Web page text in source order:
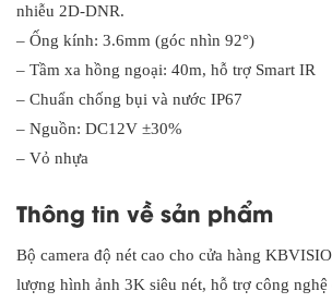
nhiễu 2D-DNR.
– Ống kính: 3.6mm (góc nhìn 92°)
– Tầm xa hồng ngoại: 40m, hỗ trợ Smart IR
– Chuẩn chống bụi và nước IP67
– Nguồn: DC12V ±30%
– Vỏ nhựa
Thông tin về sản phẩm
Bộ camera độ nét cao cho cửa hàng
lượng hình ảnh 3K siêu nét, hỗ trợ công nghệ